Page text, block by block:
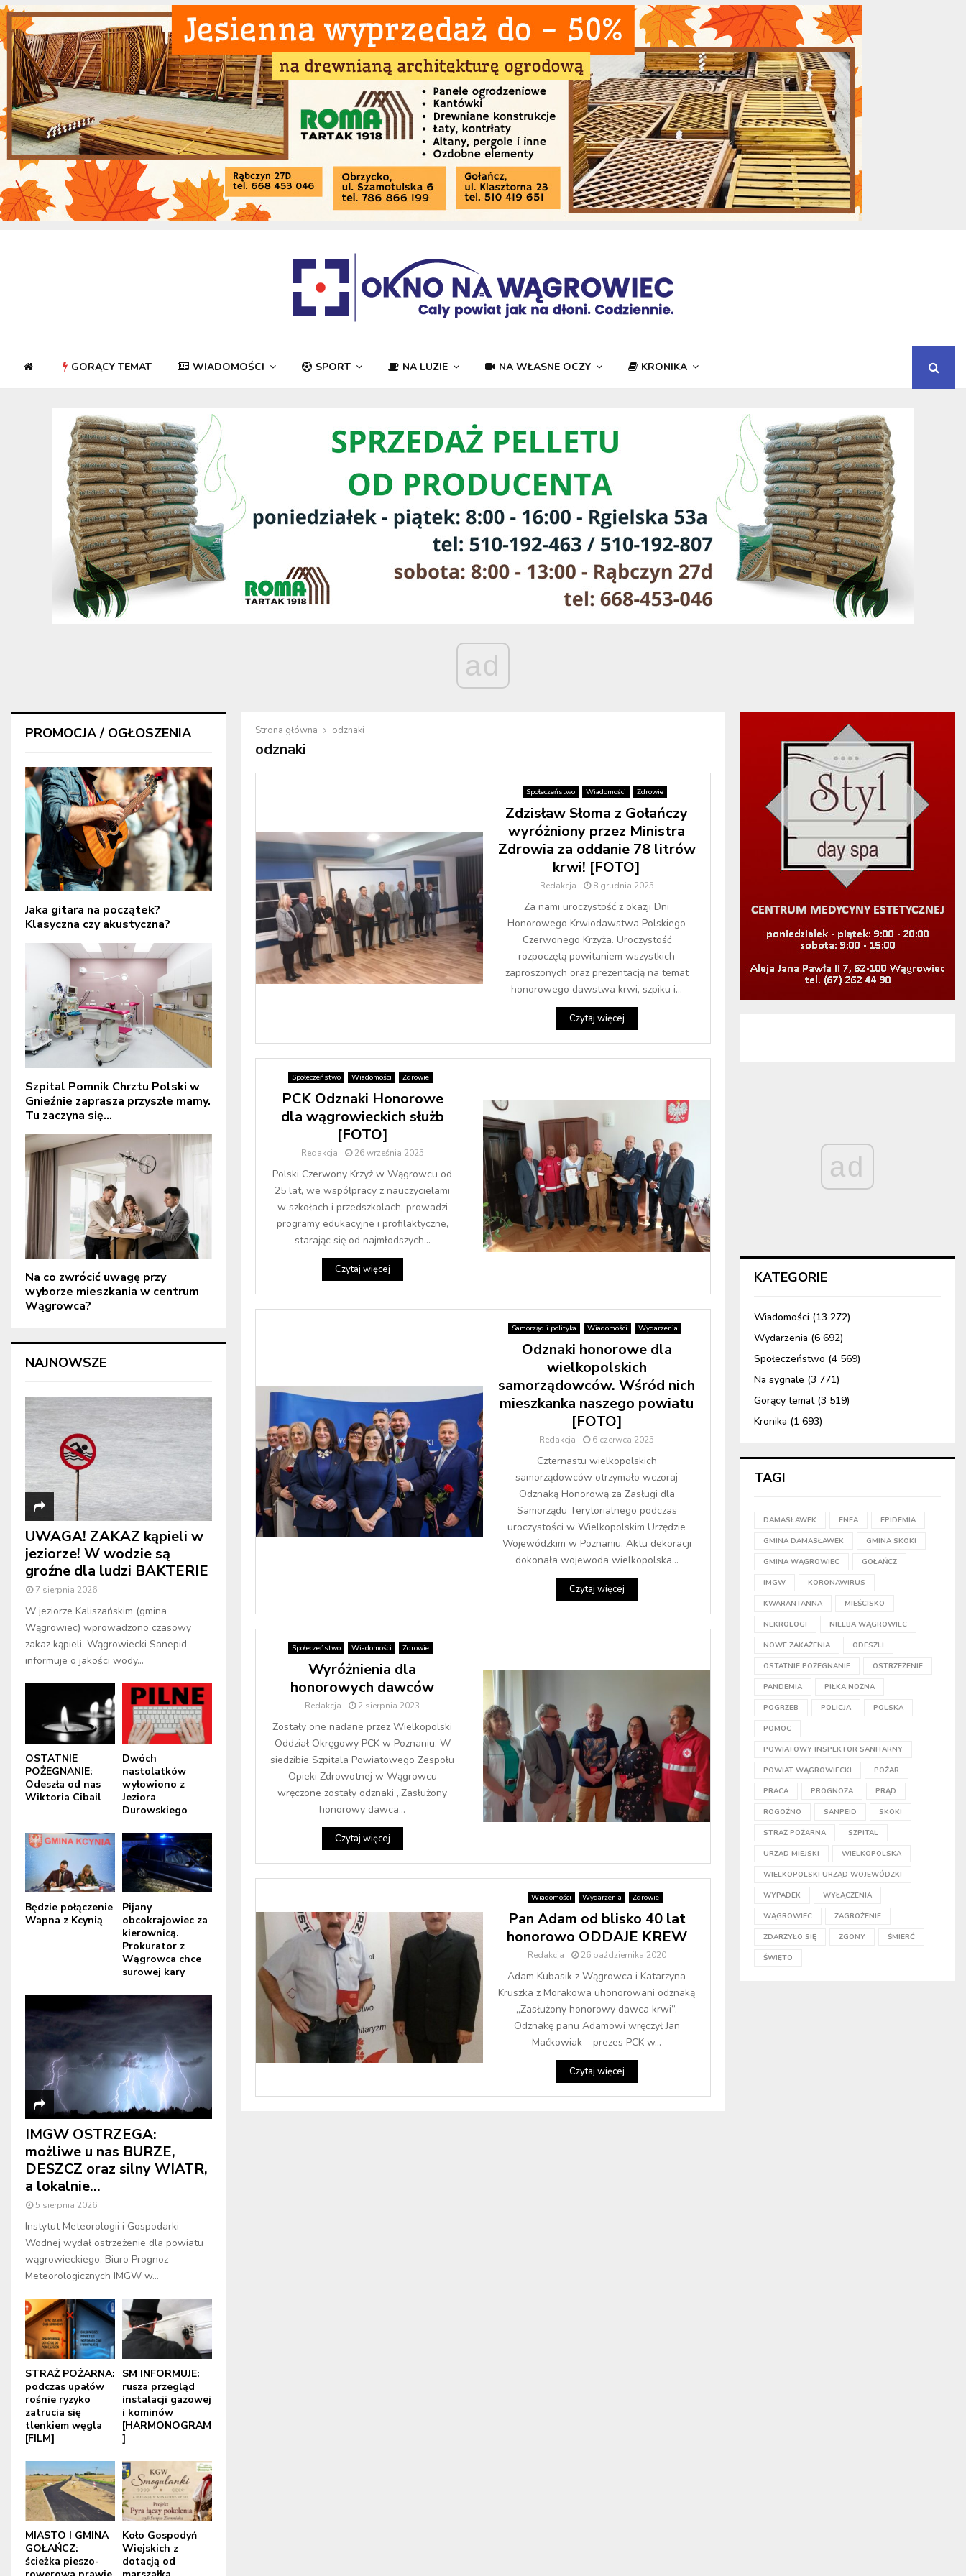
GORĄCY TEMAT WIADOMOŚCI SPORT NA LUZIE NA WŁASNE OCZY KRONIKA
ad
Strona główna odznaki
odznaki
Społeczeństwo Wiadomości Zdrowie
Zdzisław Słoma z Gołańczy
wyróżniony przez Ministra
Zdrowia za oddanie 78 litrów
krwi! [FOTO]
Redakcja 8 grudnia 2025
Za nami uroczystość z okazji Dni
Honorowego Krwiodawstwa Polskiego
Czerwonego Krzyża. Uroczystość
rozpoczętą powitaniem wszystkich
zaproszonych oraz prezentacją na temat
honorowego dawstwa krwi, szpiku i...
Czytaj więcej
Społeczeństwo Wiadomości Zdrowie
PCK Odznaki Honorowe
dla wągrowieckich służb
[FOTO]
Redakcja 26 września 2025
Polski Czerwony Krzyż w Wągrowcu od
25 lat, we współpracy z nauczycielami
w szkołach i przedszkolach, prowadzi
programy edukacyjne i profilaktyczne,
starając się od najmłodszych...
Czytaj więcej
Samorząd i polityka Wiadomości Wydarzenia
Odznaki honorowe dla
wielkopolskich
samorządowców. Wśród nich
mieszkanka naszego powiatu
[FOTO]
Redakcja 6 czerwca 2025
Czternastu wielkopolskich
samorządowców otrzymało wczoraj
Odznaką Honorową za Zasługi dla
Samorządu Terytorialnego podczas
uroczystości w Wielkopolskim Urzędzie
Wojewódzkim w Poznaniu. Aktu dekoracji
dokonała wojewoda wielkopolska...
Czytaj więcej
Społeczeństwo Wiadomości Zdrowie
Wyróżnienia dla
honorowych dawców
Redakcja 2 sierpnia 2023
Zostały one nadane przez Wielkopolski
Oddział Okręgowy PCK w Poznaniu. W
siedzibie Szpitala Powiatowego Zespołu
Opieki Zdrowotnej w Wągrowcu
wręczone zostały odznaki „Zasłużony
honorowy dawca...
Czytaj więcej
Wiadomości Wydarzenia Zdrowie
Pan Adam od blisko 40 lat
honorowo ODDAJE KREW
Redakcja 26 października 2020
Adam Kubasik z Wągrowca i Katarzyna
Kruszka z Morakowa uhonorowani odznaką
„Zasłużony honorowy dawca krwi”.
Odznakę panu Adamowi wręczył Jan
Maćkowiak – prezes PCK w...
Czytaj więcej
PROMOCJA / OGŁOSZENIA
Jaka gitara na początek?
Klasyczna czy akustyczna?
Szpital Pomnik Chrztu Polski w
Gnieźnie zaprasza przyszłe mamy.
Tu zaczyna się...
Na co zwrócić uwagę przy
wyborze mieszkania w centrum
Wągrowca?
NAJNOWSZE
UWAGA! ZAKAZ kąpieli w
jeziorze! W wodzie są
groźne dla ludzi BAKTERIE
7 sierpnia 2026
W jeziorze Kaliszańskim (gmina
Wągrowiec) wprowadzono czasowy
zakaz kąpieli. Wągrowiecki Sanepid
informuje o jakości wody...
OSTATNIE
POŻEGNANIE:
Odeszła od nas
Wiktoria Cibail
Dwóch
nastolatków
wyłowiono z
Jeziora
Durowskiego
Będzie połączenie
Wapna z Kcynią
Pijany
obcokrajowiec za
kierownicą.
Prokurator z
Wągrowca chce
surowej kary
IMGW OSTRZEGA:
możliwe u nas BURZE,
DESZCZ oraz silny WIATR,
a lokalnie...
5 sierpnia 2026
Instytut Meteorologii i Gospodarki
Wodnej wydał ostrzeżenie dla powiatu
wągrowieckiego. Biuro Prognoz
Meteorologicznych IMGW w...
STRAŻ POŻARNA:
podczas upałów
rośnie ryzyko
zatrucia się
tlenkiem węgla
[FILM]
SM INFORMUJE:
rusza przegląd
instalacji gazowej
i kominów
[HARMONOGRAM
]
MIASTO I GMINA
GOŁAŃCZ:
ścieżka pieszo-
Koło Gospodyń
Wiejskich z
dotacją od
ad
KATEGORIE
Wiadomości (13 272)
Wydarzenia (6 692)
Społeczeństwo (4 569)
Na sygnale (3 771)
Gorący temat(3 519)
Kronika (1 693)
TAGI
DAMASŁAWEK ENEA EPIDEMIA
GMINA DAMASŁAWEK GMINA SKOKI
GMINA WĄGROWIEC GOŁAŃCZ
IMGW KORONAWIRUS
KWARANTANNA MIEŚCISKO
NEKROLOGI NIELBA WĄGROWIEC
NOWE ZAKAŻENIA ODESZLI
OSTATNIE POŻEGNANIE OSTRZEŻENIE
PANDEMIA PIŁKA NOŻNA
POGRZEB POLICJA POLSKA
POMOC
POWIATOWY INSPEKTOR SANITARNY
POWIAT WĄGROWIECKI POŻAR
PRACA PROGNOZA PRĄD
ROGOŹNO SANPEID SKOKI
STRAŻ POŻARNA SZPITAL
URZĄD MIEJSKI WIELKOPOLSKA
WIELKOPOLSKI URZĄD WOJEWÓDZKI
WYPADEK WYŁĄCZENIA
WĄGROWIEC ZAGROŻENIE
ZDARZYŁO SIĘ ZGONY ŚMIERĆ
ŚWIĘTO